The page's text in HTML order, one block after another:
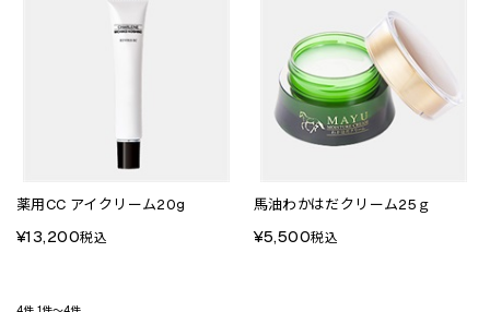
薬用CC アイクリーム20g
¥13,200税込
馬油わかはだクリーム25ｇ
¥5,500税込